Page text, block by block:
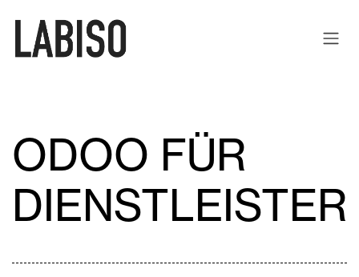
ODOO FÜR
DIENSTLEISTER